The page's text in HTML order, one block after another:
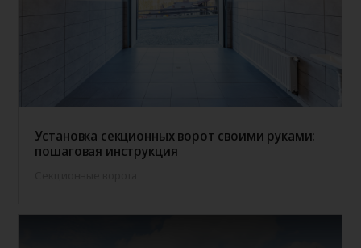
Установка секционных ворот своими руками:
пошаговая инструкция